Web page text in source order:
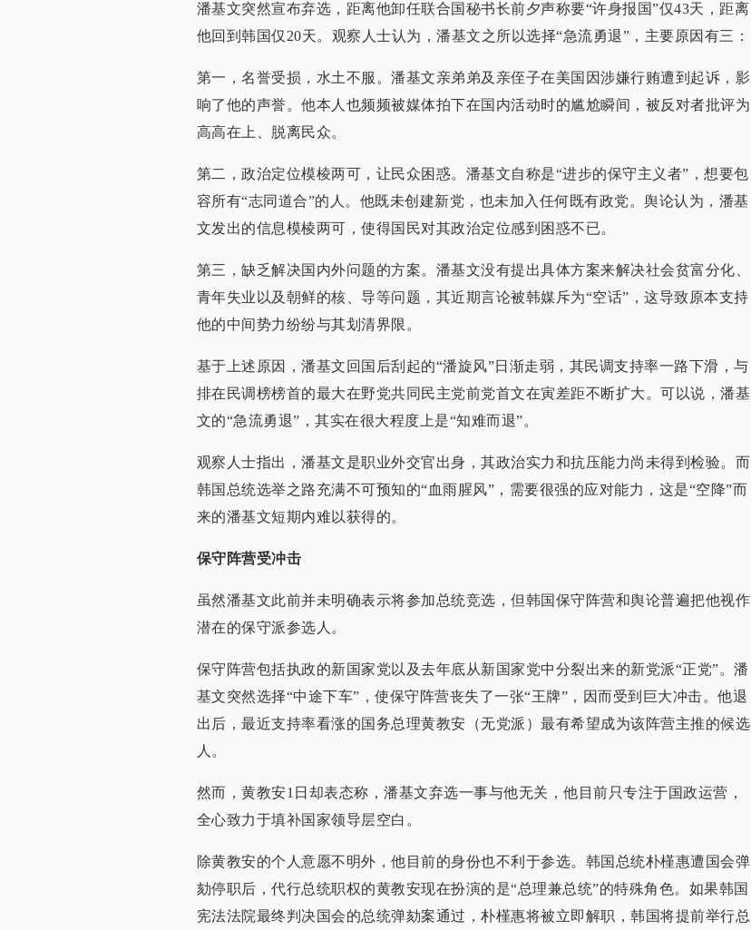
潘基文突然宣布弃选，距离他卸任联合国秘书长前夕声称要“许身报国”仅43天，距离
他回到韩国仅20天。观察人士认为，潘基文之所以选择“急流勇退”，主要原因有三：
第一，名誉受损，水土不服。潘基文亲弟弟及亲侄子在美国因涉嫌行贿遭到起诉，影
响了他的声誉。他本人也频频被媒体拍下在国内活动时的尴尬瞬间，被反对者批评为
高高在上、脱离民众。
第二，政治定位模棱两可，让民众困惑。潘基文自称是“进步的保守主义者”，想要包
容所有“志同道合”的人。他既未创建新党，也未加入任何既有政党。舆论认为，潘基
文发出的信息模棱两可，使得国民对其政治定位感到困惑不已。
第三，缺乏解决国内外问题的方案。潘基文没有提出具体方案来解决社会贫富分化、
青年失业以及朝鲜的核、导等问题，其近期言论被韩媒斥为“空话”，这导致原本支持
他的中间势力纷纷与其划清界限。
基于上述原因，潘基文回国后刮起的“潘旋风”日渐走弱，其民调支持率一路下滑，与
排在民调榜榜首的最大在野党共同民主党前党首文在寅差距不断扩大。可以说，潘基
文的“急流勇退”，其实在很大程度上是“知难而退”。
观察人士指出，潘基文是职业外交官出身，其政治实力和抗压能力尚未得到检验。而
韩国总统选举之路充满不可预知的“血雨腥风”，需要很强的应对能力，这是“空降”而
来的潘基文短期内难以获得的。
保守阵营受冲击
虽然潘基文此前并未明确表示将参加总统竞选，但韩国保守阵营和舆论普遍把他视作
潜在的保守派参选人。
保守阵营包括执政的新国家党以及去年底从新国家党中分裂出来的新党派“正党”。潘
基文突然选择“中途下车”，使保守阵营丧失了一张“王牌”，因而受到巨大冲击。他退
出后，最近支持率看涨的国务总理黄教安（无党派）最有希望成为该阵营主推的候选
人。
然而，黄教安1日却表态称，潘基文弃选一事与他无关，他目前只专注于国政运营，
全心致力于填补国家领导层空白。
除黄教安的个人意愿不明外，他目前的身份也不利于参选。韩国总统朴槿惠遭国会弹
劾停职后，代行总统职权的黄教安现在扮演的是“总理兼总统”的特殊角色。如果韩国
宪法法院最终判决国会的总统弹劾案通过，朴槿惠将被立即解职，韩国将提前举行总